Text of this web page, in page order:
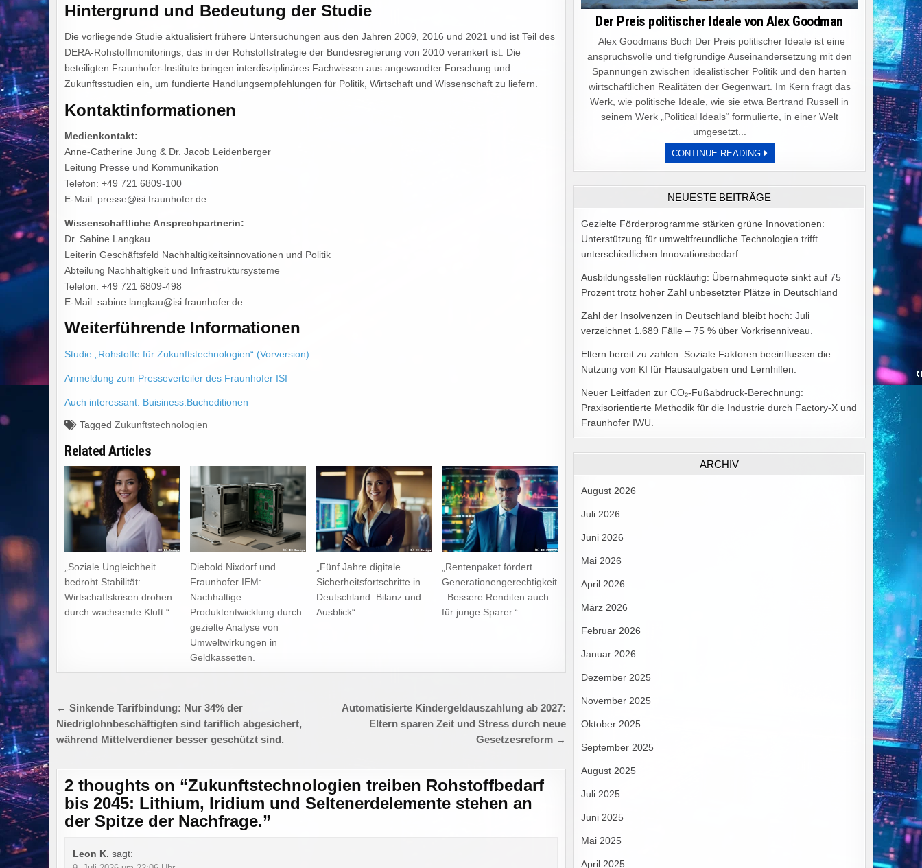
Hintergrund und Bedeutung der Studie
Die vorliegende Studie aktualisiert frühere Untersuchungen aus den Jahren 2009, 2016 und 2021 und ist Teil des
DERA-Rohstoffmonitorings, das in der Rohstoffstrategie der Bundesregierung von 2010 verankert ist. Die
beteiligten Fraunhofer-Institute bringen interdisziplinäres Fachwissen aus angewandter Forschung und
Zukunftsstudien ein, um fundierte Handlungsempfehlungen für Politik, Wirtschaft und Wissenschaft zu liefern.
Kontaktinformationen
Medienkontakt:
Anne-Catherine Jung & Dr. Jacob Leidenberger
Leitung Presse und Kommunikation
Telefon: +49 721 6809-100
E-Mail: presse@isi.fraunhofer.de
Wissenschaftliche Ansprechpartnerin:
Dr. Sabine Langkau
Leiterin Geschäftsfeld Nachhaltigkeitsinnovationen und Politik
Abteilung Nachhaltigkeit und Infrastruktursysteme
Telefon: +49 721 6809-498
E-Mail: sabine.langkau@isi.fraunhofer.de
Weiterführende Informationen
Studie „Rohstoffe für Zukunftstechnologien“ (Vorversion)
Anmeldung zum Presseverteiler des Fraunhofer ISI
Auch interessant: Buisiness.Bucheditionen
Tagged Zukunftstechnologien
Related Articles
„Soziale Ungleichheit
bedroht Stabilität:
Wirtschaftskrisen drohen
durch wachsende Kluft.“
Diebold Nixdorf und
Fraunhofer IEM:
Nachhaltige
Produktentwicklung durch
gezielte Analyse von
Umweltwirkungen in
Geldkassetten.
„Fünf Jahre digitale
Sicherheitsfortschritte in
Deutschland: Bilanz und
Ausblick“
„Rentenpaket fördert
Generationengerechtigkeit
: Bessere Renditen auch
für junge Sparer.“
Beitragsnavigation
Automatisierte Kindergeldauszahlung ab 2027:
Eltern sparen Zeit und Stress durch neue
Gesetzesreform →
← Sinkende Tarifbindung: Nur 34% der
Niedriglohnbeschäftigten sind tariflich abgesichert,
während Mittelverdiener besser geschützt sind.
2 thoughts on “Zukunftstechnologien treiben Rohstoffbedarf
bis 2045: Lithium, Iridium und Seltenerdelemente stehen an
der Spitze der Nachfrage.”
Leon K. sagt:
Der Preis politischer Ideale von Alex Goodman
Alex Goodmans Buch Der Preis politischer Ideale ist eine
anspruchsvolle und tiefgründige Auseinandersetzung mit den
Spannungen zwischen idealistischer Politik und den harten
wirtschaftlichen Realitäten der Gegenwart. Im Kern fragt das
Werk, wie politische Ideale, wie sie etwa Bertrand Russell in
seinem Werk „Political Ideals“ formulierte, in einer Welt
umgesetzt...
CONTINUE READINGDER
PREIS
POLITISCHER
VON
ALEX
GOODMAN
NEUESTE BEITRÄGE
Gezielte Förderprogramme stärken grüne Innovationen:
Unterstützung für umweltfreundliche Technologien trifft
unterschiedlichen Innovationsbedarf.
Ausbildungsstellen rückläufig: Übernahmequote sinkt auf 75
Prozent trotz hoher Zahl unbesetzter Plätze in Deutschland
Zahl der Insolvenzen in Deutschland bleibt hoch: Juli
verzeichnet 1.689 Fälle – 75 % über Vorkrisenniveau.
Eltern bereit zu zahlen: Soziale Faktoren beeinflussen die
Nutzung von KI für Hausaufgaben und Lernhilfen.
Neuer Leitfaden zur CO₂-Fußabdruck-Berechnung:
Praxisorientierte Methodik für die Industrie durch Factory-X und
Fraunhofer IWU.
ARCHIV
August 2026
Juli 2026
Juni 2026
Mai 2026
April 2026
März 2026
Februar 2026
Januar 2026
Dezember 2025
November 2025
Oktober 2025
September 2025
August 2025
Juli 2025
Juni 2025
Mai 2025
April 2025